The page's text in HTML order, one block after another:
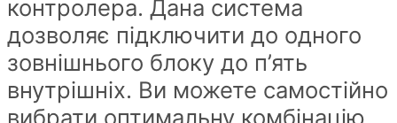
контролера. Дана система
дозволяє підключити до одного
зовнішнього блоку до п’ять
внутрішніх. Ви можете самостійно